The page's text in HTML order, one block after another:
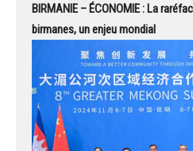
BIRMANIE – ÉCONOMIE : La
birmanes, un enjeu mondial